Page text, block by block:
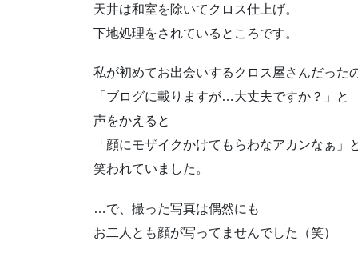
天井は和室を除いてクロス仕上げ。
下地処理をされているところです。
私が初めてお出会いするクロス屋さんだった
「ブログに載りますが…大丈夫ですか？」と
声をかえると
「顔にモザイクかけてもらわなアカンなぁ」
笑われていました。
…で、撮った写真は偶然にも
お二人とも顔が写ってませんでした（笑）